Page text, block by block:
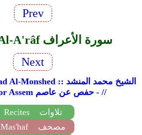
Prev
7. Surah Al-A'râf سورة الأعراف
Next
Sheikh Mohammad Al-Monshed :: الشيخ محمد المنشد
// - Hafs for Assem حفص عن عاصم - //
Recites
تلاوات
Mas'haf
مصحف